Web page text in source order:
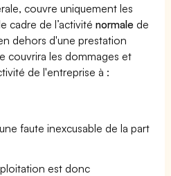
couvre uniquement les
cadre de l’activiténormale de
dehors d'une prestation
couvrira les dommages et
de l'entreprise à :
faute inexcusable de la part
est donc